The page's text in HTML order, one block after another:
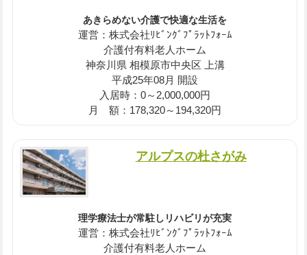
あきらめない介護で快適な生活を
運営：株式会社ﾘﾋﾞﾝｸﾞﾌﾟﾗｯﾄﾌｫｰﾑ
介護付有料老人ホーム
神奈川県 相模原市中央区 上溝
平成25年08月 開設
入居時：0～2,000,000円
月 額：178,320～194,320円
アルプスの杜さがみ
理学療法士が常駐しリハビリが充実
運営：株式会社ﾘﾋﾞﾝｸﾞﾌﾟﾗｯﾄﾌｫｰﾑ
介護付有料老人ホーム